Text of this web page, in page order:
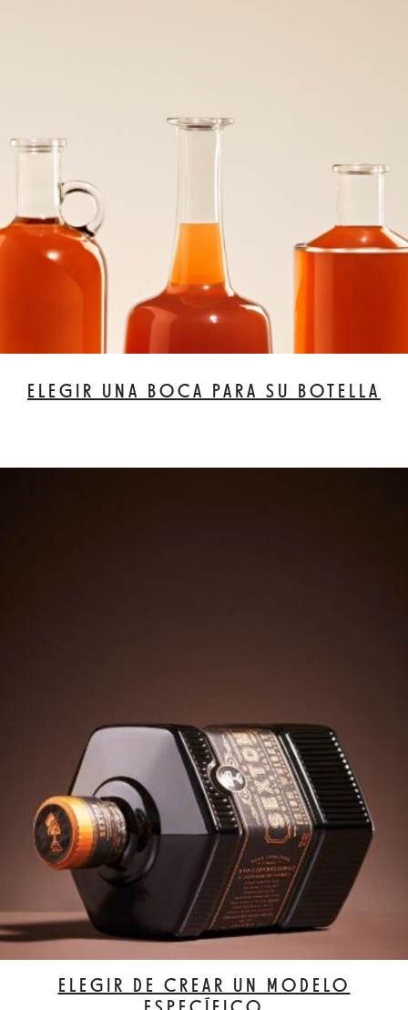
ELEGIR UNA BOCA PARA SU BOTELLA
ELEGIR DE CREAR UN MODELO